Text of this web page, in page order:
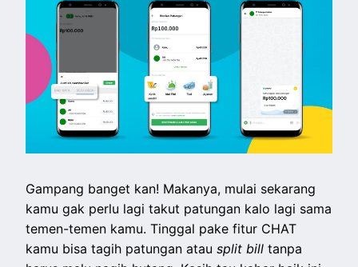
Gampang banget kan! Makanya, mulai sekarang
kamu gak perlu lagi takut patungan kalo lagi sama
temen-temen kamu. Tinggal pake fitur CHAT
kamu bisa tagih patungan atausplit billtanpa